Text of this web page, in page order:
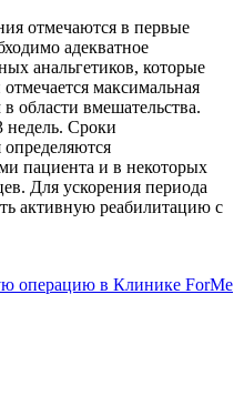
отмечаются в первые
адекватное
анальгетиков, которые
максимальная
области вмешательства.
недель. Сроки
определяются
пациента и в некоторых
Для ускорения периода
активную реабилитацию с
операцию в Клинике ForMe